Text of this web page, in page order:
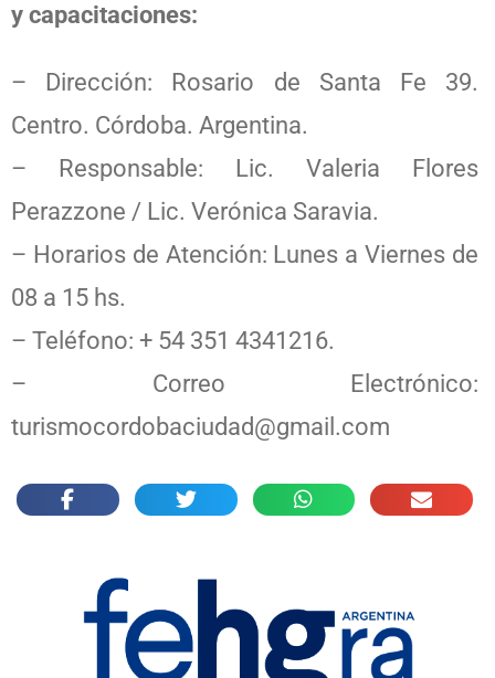
y capacitaciones:
– Dirección: Rosario de Santa Fe 39.
Centro. Córdoba. Argentina.
– Responsable: Lic. Valeria Flores
Perazzone / Lic. Verónica Saravia.
– Horarios de Atención: Lunes a Viernes de
08 a 15 hs.
– Teléfono: + 54 351 4341216.
– Correo Electrónico:
turismocordobaciudad@gmail.com